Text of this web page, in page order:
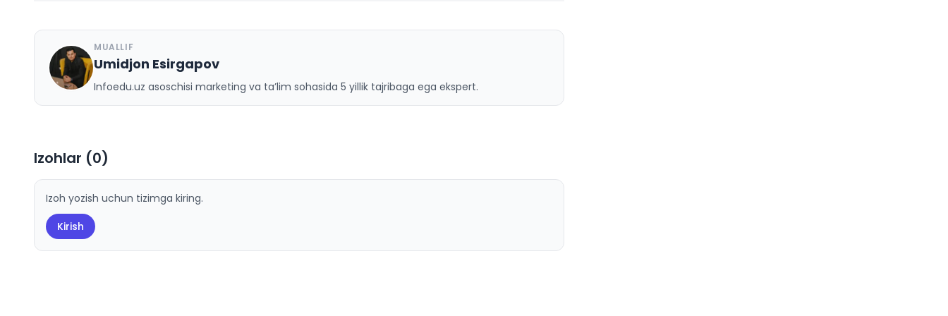
U
MUALLIF
Umidjon Esirgapov
Infoedu.uz asoschisi marketing va ta’lim sohasida 5 yillik tajribaga ega ekspert.
Izohlar (0)
Izoh yozish uchun tizimga kiring.
Kirish